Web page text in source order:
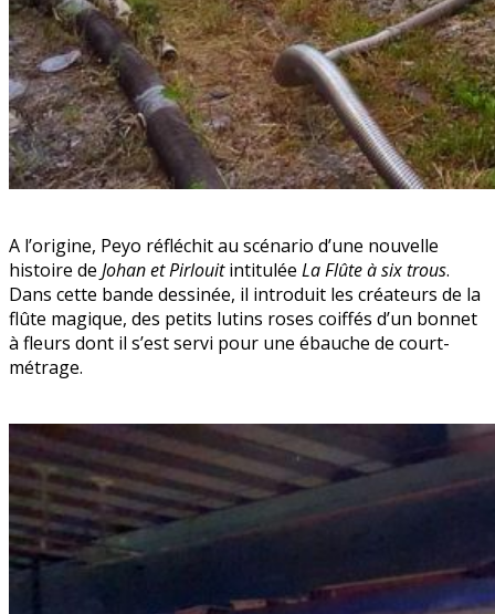
A l’origine, Peyo réfléchit au scénario d’une nouvelle
histoire de Johan et Pirlouitintitulée La Flûte à six trous.
Dans cette bande dessinée, il introduit les créateurs de la
flûte magique, des petits lutins roses coiffés d’un bonnet
à fleurs dont il s’est servi pour une ébauche de court-
métrage.